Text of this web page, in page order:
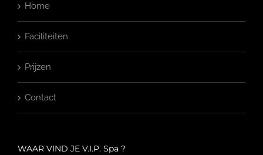
Home
Faciliteiten
Prijzen
Contact
WAAR VIND JE V.I.P. Spa ?